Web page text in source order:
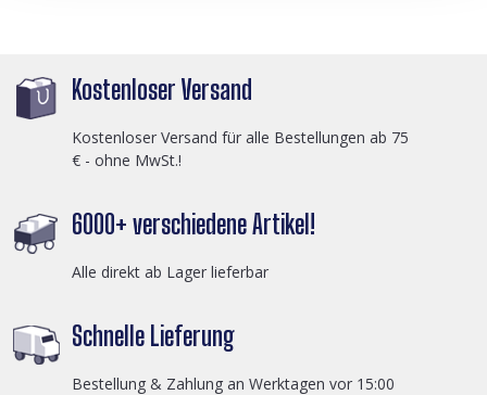
Kostenloser Versand
Kostenloser Versand für alle Bestellungen ab 75
€ - ohne MwSt.!
6000+ verschiedene Artikel!
Alle direkt ab Lager lieferbar
Schnelle Lieferung
Bestellung & Zahlung an Werktagen vor 15:00